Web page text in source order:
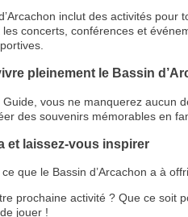
inclut des activités
concerts, conférences et
pleinement le Bassin
Guide, vous ne manquerez aucun
des souvenirs mémorables en
et laissez-vous inspirer
que le Bassin d’Arcachon a à
prochaine activité ? Que ce soit
jouer !